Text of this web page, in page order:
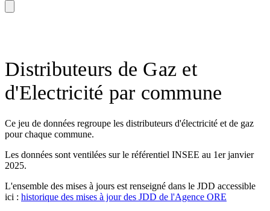
Distributeurs de Gaz et
d'Electricité par commune
Ce jeu de données regroupe les distributeurs d'électricité et de gaz
pour chaque commune.
Les données sont ventilées sur le référentiel INSEE au 1er janvier
2025.
L'ensemble des mises à jours est renseigné dans le JDD accessible
ici : historique des mises à jour des JDD de l'Agence ORE